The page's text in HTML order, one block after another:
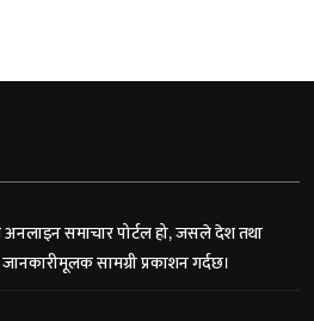
अनलाइन समाचार पोर्टल हो, जसले देश तथा
सामग्री प्रकाशन गर्दछ।